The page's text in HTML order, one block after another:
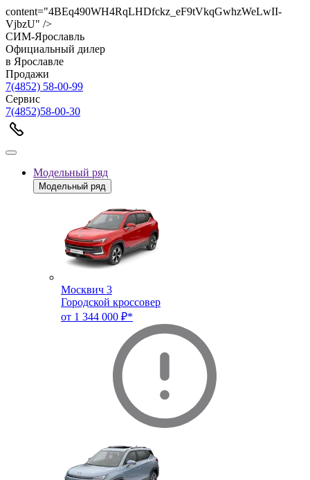
content="4BEq490WH4RqLHDfckz_eF9tVkqGwhzWeLwII-
VjbzU" />
СИМ-Ярославль
Официальный дилер
в Ярославле
Продажи
7(4852) 58-00-99
Сервис
7(4852)58-00-30
Модельный ряд
Модельный ряд
Москвич 3
Городской кроссовер
от 1 344 000 ₽*